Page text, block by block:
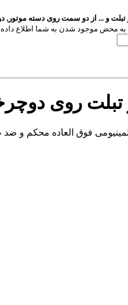
تبلت و ... از دو سمت روی دسته موتور,
به محض موجود شدن به شما اطلاع
تبلت روی
فوق العاده محکم و